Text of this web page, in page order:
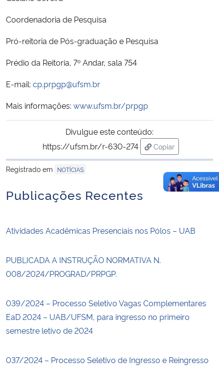
Coordenadoria de Pesquisa
Pró-reitoria de Pós-graduação e Pesquisa
Prédio da Reitoria, 7º Andar, sala 754
E-mail: cp.prpgp@ufsm.br
Mais informações: www.ufsm.br/prpgp
Divulgue este conteúdo:
https://ufsm.br/r-630-274
Copiar
para área de
Registrado em
NOTÍCIAS
Publicações Recentes
Atividades Acadêmicas Presenciais nos Pólos – UAB
PUBLICADA A INSTRUÇÃO NORMATIVA N.
008/2024/PROGRAD/PRPGP.
039/2024 – Processo Seletivo Vagas Complementares
EaD 2024 – UAB/UFSM, para ingresso no primeiro
semestre letivo de 2024
037/2024 – Processo Seletivo de Ingresso e Reingresso